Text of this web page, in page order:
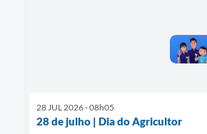
28 JUL 2026 - 08h05
28 de julho | Dia do Agricultor